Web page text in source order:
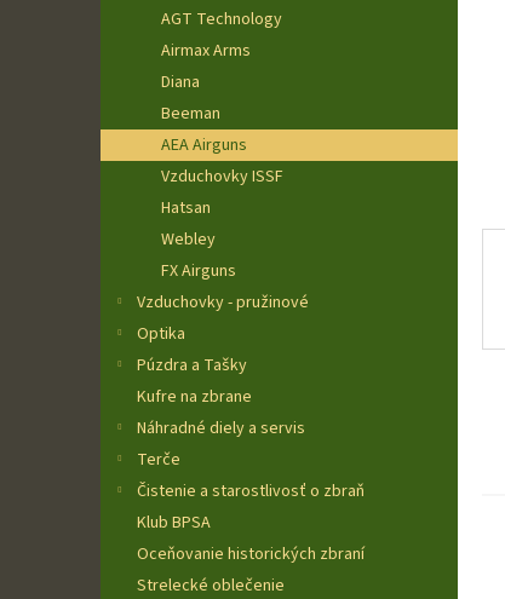
AGT Technology
Airmax Arms
Diana
Beeman
AEA Airguns
Vzduchovky ISSF
Hatsan
Webley
FX Airguns
Vzduchovky - pružinové
Optika
Púzdra a Tašky
Kufre na zbrane
Náhradné diely a servis
Terče
Čistenie a starostlivosť o zbraň
Klub BPSA
Oceňovanie historických zbraní
Strelecké oblečenie